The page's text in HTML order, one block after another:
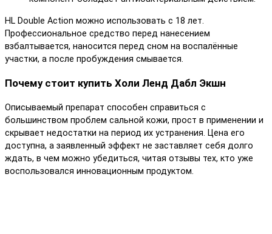
HL Double Action можно использовать с 18 лет.
Профессиональное средство перед нанесением
взбалтывается, наносится перед сном на воспалённые
участки, а после пробуждения смывается.
Почему стоит купить Холи Ленд Дабл Экшн
Описываемый препарат способен справиться с
большинством проблем сальной кожи, прост в применении и
скрывает недостатки на период их устранения. Цена его
доступна, а заявленный эффект не заставляет себя долго
ждать, в чем можно убедиться, читая отзывы тех, кто уже
воспользовался инновационным продуктом.